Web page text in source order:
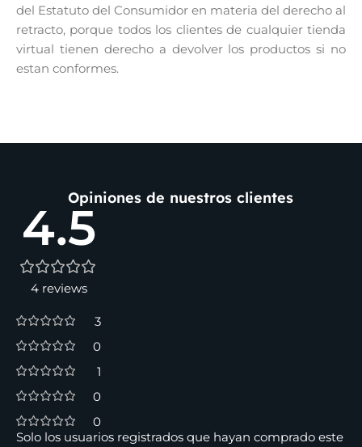
del Estatuto del Consumidor en materia del derecho al
retracto, porque todos los clientes de cualquier tienda
virtual tienen derecho a devolver los productos si no
estan conformes.
Opiniones de nuestros clientes
4.5
4 reviews
3
0
1
0
0
Solo los usuarios registrados que hayan comprado este